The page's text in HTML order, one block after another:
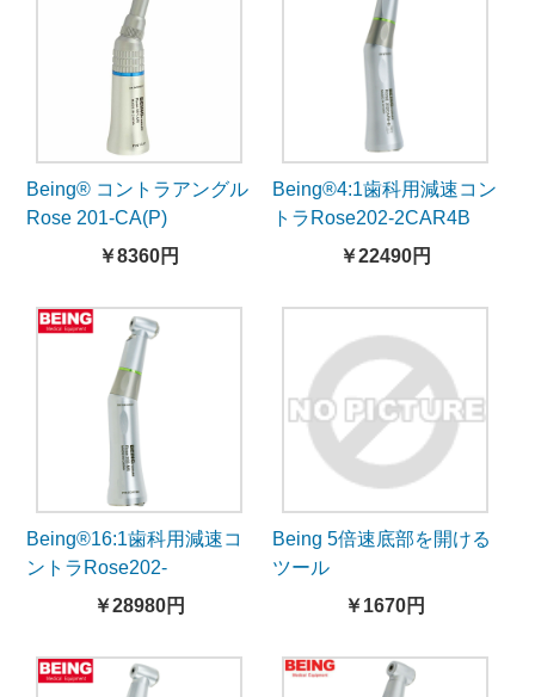
Being® コントラアングル
Rose 201-CA(P)
￥8360円
Being®4:1歯科用減速コン
トラRose202-2CAR4B
￥22490円
Being®16:1歯科用減速コ
ントラRose202-
2CAR16B￥28980円
Being 5倍速底部を開ける
ツール
￥1670円